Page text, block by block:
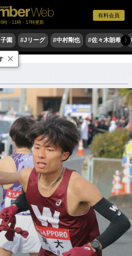
有料会員
時・11時・17時更新
園 #Jリーグ #中村剛也 #佐々木朗希 〉
×